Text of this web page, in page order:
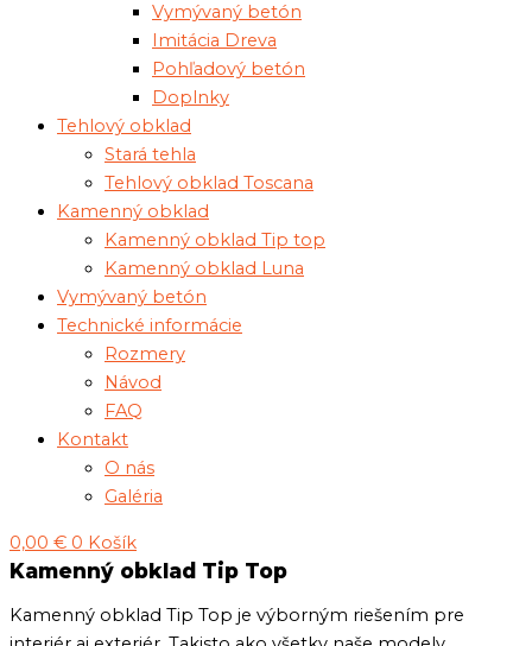
Vymývaný betón
Imitácia Dreva
Pohľadový betón
Doplnky
Tehlový obklad
Stará tehla
Tehlový obklad Toscana
Kamenný obklad
Kamenný obklad Tip top
Kamenný obklad Luna
Vymývaný betón
Technické informácie
Rozmery
Návod
FAQ
Kontakt
O nás
Galéria
0,00 € 0 Košík
Kamenný obklad Tip Top
Kamenný obklad Tip Top je výborným riešením pre